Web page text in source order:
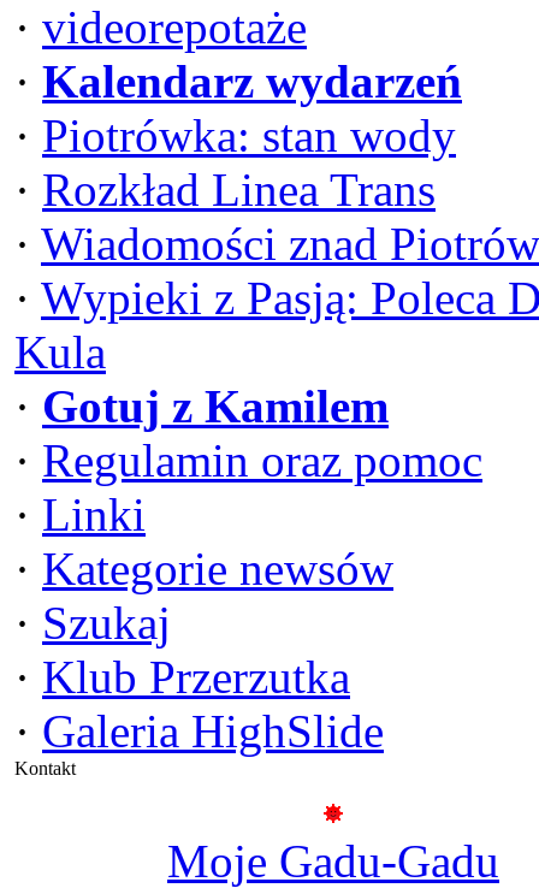
· videorepotaże
· Kalendarz wydarzeń
· Piotrówka: stan wody
· Rozkład Linea Trans
· Wiadomości znad
· Wypieki z Pasją: Poleca
Kula
· Gotuj z Kamilem
· Regulamin oraz pomoc
· Linki
· Kategorie newsów
· Szukaj
· Klub Przerzutka
· Galeria HighSlide
Kontakt
Moje Gadu-Gadu